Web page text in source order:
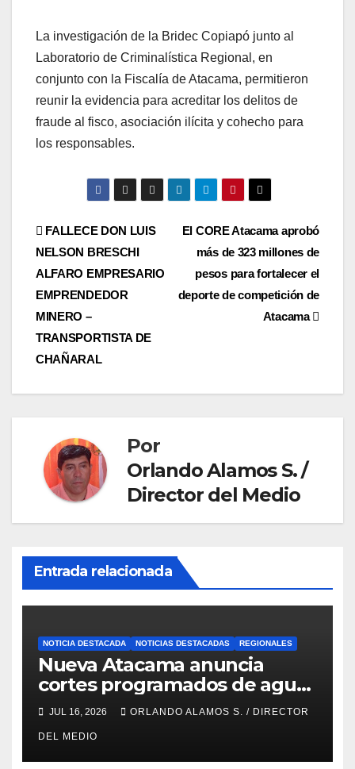
La investigación de la Bridec Copiapó junto al
Laboratorio de Criminalística Regional, en
conjunto con la Fiscalía de Atacama, permitieron
reunir la evidencia para acreditar los delitos de
fraude al fisco, asociación ilícita y cohecho para
los responsables.
Navegación
de
entradas
El CORE Atacama aprobó
más de 323 millones de
pesos para fortalecer el
deporte de competición de
Atacama
FALLECE DON LUIS
NELSON BRESCHI
ALFARO EMPRESARIO
EMPRENDEDOR
MINERO –
TRANSPORTISTA DE
CHAÑARAL
Por
Orlando Alamos S. /
Director del Medio
Entrada relacionada
NOTICIA DESTACADA NOTICIAS DESTACADAS REGIONALES
Nueva Atacama anuncia
cortes programados de agua
potable en Copiapó y Caldera:
revisa fechas, horarios y
sectores
JUL 16, 2026 ORLANDO ALAMOS S. / DIRECTOR
DEL MEDIO